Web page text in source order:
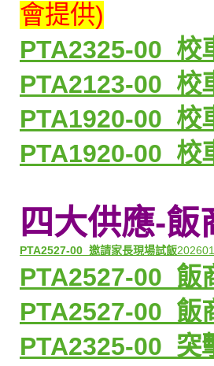
會提供)
PTA2325-00_ 校
PTA2123-00_ 校
PTA1920-00_ 校
PTA1920-00_ 校
四大供應-飯
PTA2527-00 _邀請家長現場試飯
PTA2527-00_ 飯
PTA2527-00_ 飯
PTA2325-00_ 突